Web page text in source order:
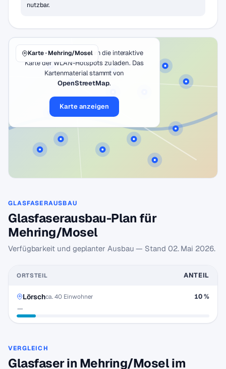
nutzbar.
Klicke auf den Button, um die interaktive
Karte der WLAN-Hotspots zu laden. Das
Kartenmaterial stammt von
OpenStreetMap.
Karte anzeigen
Karte · Mehring/Mosel
GLASFASERAUSBAU
Glasfaserausbau-Plan für
Mehring/Mosel
Verfügbarkeit und geplanter Ausbau — Stand 02. Mai 2026.
ORTSTEIL ANTEIL
Lörschca. 40 Einwohner
—
10 %
VERGLEICH
Glasfaser in Mehring/Mosel im